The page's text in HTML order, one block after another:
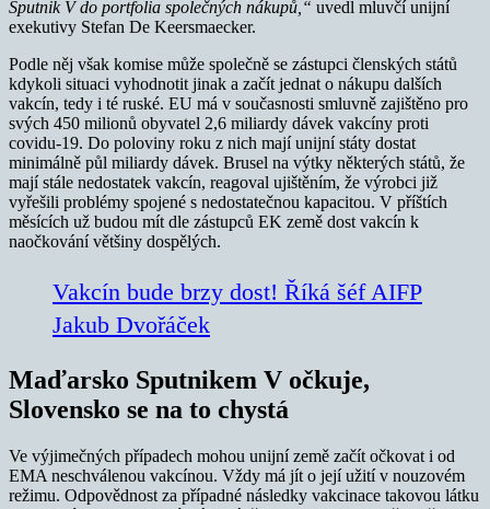
Sputnik V do portfolia společných nákupů,“ uvedl mluvčí unijní
exekutivy Stefan De Keersmaecker.
Podle něj však komise může společně se zástupci členských států
kdykoli situaci vyhodnotit jinak a začít jednat o nákupu dalších
vakcín, tedy i té ruské. EU má v současnosti smluvně zajištěno pro
svých 450 milionů obyvatel 2,6 miliardy dávek vakcíny proti
covidu-19. Do poloviny roku z nich mají unijní státy dostat
minimálně půl miliardy dávek. Brusel na výtky některých států, že
mají stále nedostatek vakcín, reagoval ujištěním, že výrobci již
vyřešili problémy spojené s nedostatečnou kapacitou. V příštích
měsících už budou mít dle zástupců EK země dost vakcín k
naočkování většiny dospělých.
Vakcín bude brzy dost! Říká šéf AIFP
Jakub Dvořáček
Maďarsko Sputnikem V očkuje,
Slovensko se na to chystá
Ve výjimečných případech mohou unijní země začít očkovat i od
EMA neschválenou vakcínou. Vždy má jít o její užití v nouzovém
režimu. Odpovědnost za případné následky vakcinace takovou látku